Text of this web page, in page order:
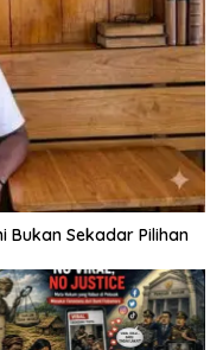
Bukan Sekadar Pilihan